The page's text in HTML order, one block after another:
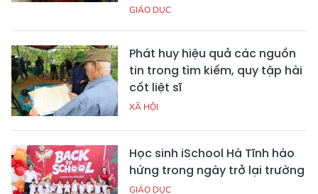
GIÁO DỤC
Phát huy hiệu quả các nguồn
tin trong tìm kiếm, quy tập hài
cốt liệt sĩ
XÃ HỘI
Học sinh iSchool Hà Tĩnh hào
hứng trong ngày trở lại trường
GIÁO DỤC